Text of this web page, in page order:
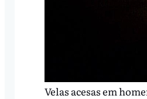
Velas acesas em